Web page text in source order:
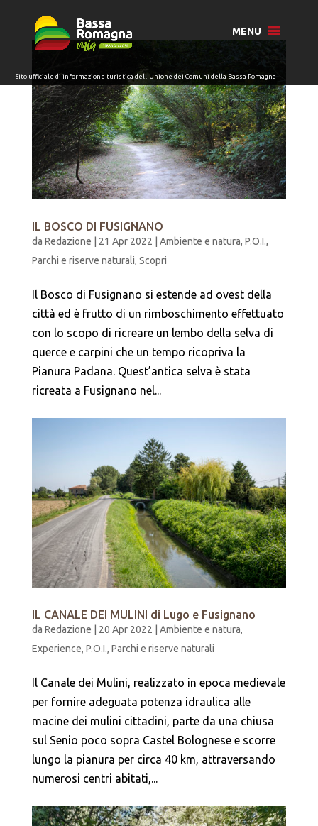
MENU
IL BOSCO DI FUSIGNANO
da Redazione 21 Apr 2022 Ambiente e natura, P.O.I.,
Parchi e riserve naturali, Scopri
Il Bosco di Fusignano si estende ad ovest della
città ed è frutto di un rimboschimento effettuato
con lo scopo di ricreare un lembo della selva di
querce e carpini che un tempo ricopriva la
Pianura Padana. Quest’antica selva è stata
ricreata a Fusignano nel...
IL CANALE DEI MULINI di Lugo e Fusignano
da Redazione 20 Apr 2022 Ambiente e natura,
Experience, P.O.I., Parchi e riserve naturali
Il Canale dei Mulini, realizzato in epoca medievale
per fornire adeguata potenza idraulica alle
macine dei mulini cittadini, parte da una chiusa
sul Senio poco sopra Castel Bolognese e scorre
lungo la pianura per circa 40 km, attraversando
numerosi centri abitati,...